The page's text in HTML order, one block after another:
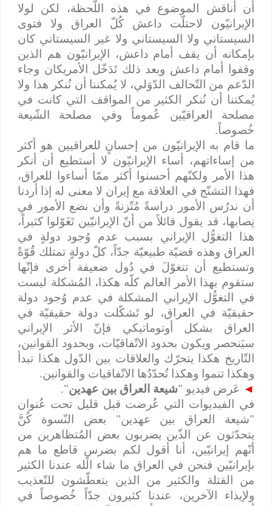
أن أناقش الموضوع في هذه اللّحظة، لكن لولا
الإيرانيّون لاحتلّت داعش كُلّ العراق ولا فتوى
السيستاني ولا السيستاني ولا غير السيستاني كان
بإمكانه أن يقف أمام داعش، الإيرانيّون هم الذين
وقفوا أمام داعش وبعد ذلك تَدَخّل الأمريكان وجاء
الدّعم من التّحالف الدّوَلي، لا يُمكننا أن نُنكر هذا ولا
يُمكننا أن نُنكر الكثير من المواقف التي كانت في
مصلحة العراقيّين عُموماً وفي مصلحة الشّيعة
خُصوصاً.
ما قام به الإيرانيّون من إحسانٍ للعراقيين هو أكثر
من إساءاتهم، أساء الإيرانيّون لا أستطيع أن أنكر
هذا الأمر ولكنّهم أحسنوا أكثر ممّا أساءوا للعراق،
فهذا التشنّج في العلاقة مع إيران لا معنى له إذا أردنا
أن ندرُس الأمور دراسةً مُتّزنةً وأن نضع الأمور في
نِصابها، قد يقول قائلاً من أنّ الإيرانيّين تَغَوّلوا كثيراً،
هذا التغوُّل الإيراني بسبب عدم وُجود دولةٍ في
العراق وهذه قضيّة طبيعيّة جدّاً، كلّ دولةٍ تمتلك قُوّةً
وتستطيع أن تتغوّلَ في دُول ضعيفة أخرى فإنّها
ستقوم بهذا الأمر العالم كلّه هكذا، المُشكلة ليست
في التغوُّل الإيراني المشكلة في عدم وُجود دولة
حقيقيّة في العراق، لو تَشكّلت دولة حقيقيّة في
العراق بشكل أوتوماتيكي فإنّ الأثر الإيراني
سيَنحصر ويكون بحدود الاتّفاقيّات، وبحدود القوانين،
التّاريخ هكذا يتحرّك والعلاقات بين الدّول هكذا تبدأ
وهكذا تنموا وهكذا تُحدّدُها الاتّفاقيات والقوانين.
◄عَرض فيديو "شيعة العراق بين عهدين".
في الفيديوات التي عُرضت قبل قليل تحت عُنوان
"شيعة العراق بين عهدين" بعض النّسوة كُنَّ
يتحدّثون عن الذّين يضربون بعض المُتظاهرين من
أنّهم إيرانيّين، أنا أقول لكم بضرسٍ قاطع ما هم
بإيرانيّين فنحن في العراق ما شاء الله عندنا الكثير
من القتلة والكثير من الذين يتعطّشون للتّعذيب
ولإيذاء الآخرين، عندنا كثيرون جدّاً خُصوصاً في